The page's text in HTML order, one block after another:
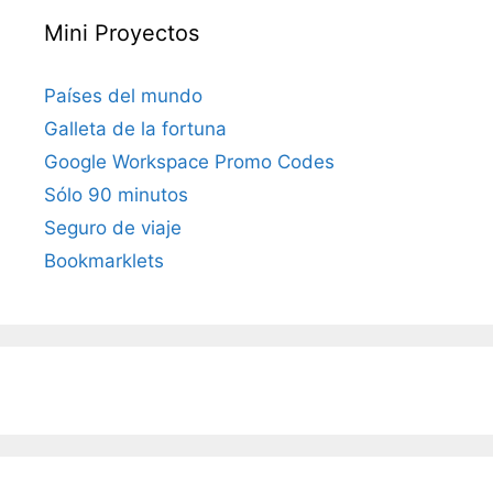
Mini Proyectos
Países del mundo
Galleta de la fortuna
Google Workspace Promo Codes
Sólo 90 minutos
Seguro de viaje
Bookmarklets